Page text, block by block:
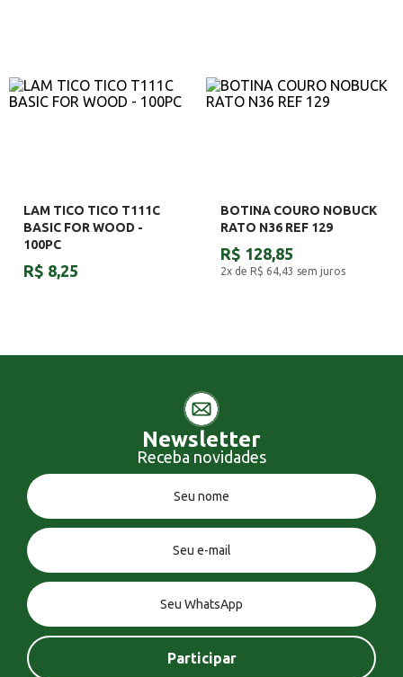
LAM TICO TICO T111C
BASIC FOR WOOD -
100PC
R$ 8,25
BOTINA COURO NOBUCK
RATO N36 REF 129
R$ 128,85
2x de R$ 64,43 sem juros
Newsletter
Receba novidades